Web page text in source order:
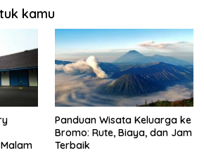
kamu
Panduan Wisata Keluarga ke
Bromo: Rute, Biaya, dan Jam
Terbaik